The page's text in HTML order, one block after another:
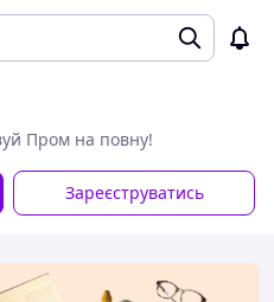
Пром на повну!
Зареєструватись